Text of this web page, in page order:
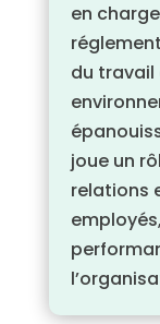
en
du travail
joue un
relations